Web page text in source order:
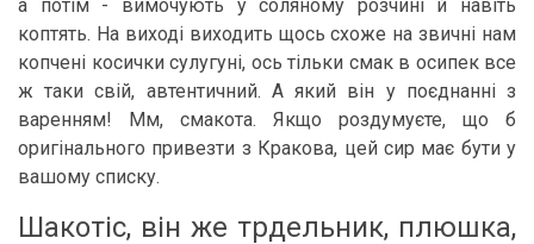
а потім - вимочують у соляному розчині й навіть
коптять. На виході виходить щось схоже на звичні нам
копчені косички сулугуні, ось тільки смак в осипек все
ж таки свій, автентичний. А який він у поєднанні з
варенням! Мм, смакота. Якщо роздумуєте, що б
оригінального привезти з Кракова, цей сир має бути у
вашому списку.
Шакотіс, він же трдельник, плюшка,